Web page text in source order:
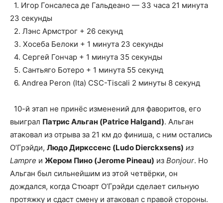
1. Игор Гонсалеса де Гальдеано — 33 часа 21 минута
23 секунды
2. Лэнс Армстрог + 26 секунд
3. Хосеба Белоки + 1 минута 23 секунды
4. Сергей Гончар + 1 минута 35 секунды
5. Сантьяго Ботеро + 1 минута 55 секунд
6. Andrea Peron (Ita) CSC-Tiscali 2 минуты 8 секунд
10-й этап не принёс изменений для фаворитов, его
выиграл Патрис Альган (Patrice Halgand). Альган
атаковал из отрыва за 21 км до финиша, с ним остались
О’Грэйди, Людо Диркссенс (Ludo Dierckxsens) из
Lampre и Жером Пино (Jerome Pineau) из Bonjour. Но
Альган был сильнейшим из этой четвёрки, он
дождался, когда Стюарт О’Грэйди сделает сильную
протяжку и сдаст смену и атаковал с правой стороны.